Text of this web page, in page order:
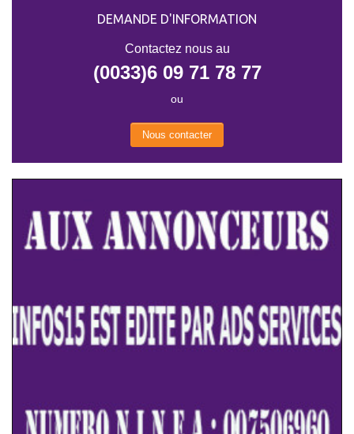
DEMANDE D'INFORMATION
Contactez nous au
(0033)6 09 71 78 77
ou
Nous contacter